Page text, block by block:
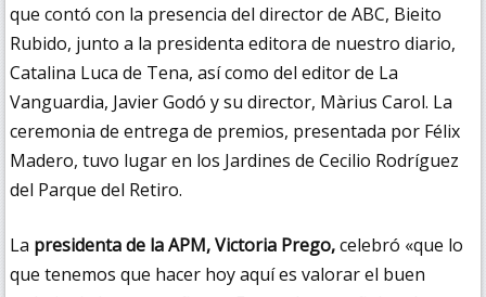
que contó con la presencia del director de ABC, Bieito
Rubido, junto a la presidenta editora de nuestro diario,
Catalina Luca de Tena, así como del editor de La
Vanguardia, Javier Godó y su director, Màrius Carol. La
ceremonia de entrega de premios, presentada por Félix
Madero, tuvo lugar en los Jardines de Cecilio Rodríguez
del Parque del Retiro.
La presidenta de la APM, Victoria Prego,celebró «que lo
que tenemos que hacer hoy aquí es valorar el buen